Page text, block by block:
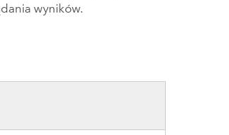
wyników.